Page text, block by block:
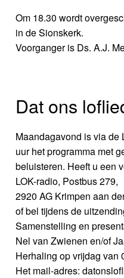
Om 18.30 wordt
in de Sionskerk.
Voorganger is Ds. A.J.
Dat ons
Maandagavond is via de
uur het programma met
beluisteren. Heeft u een
LOK-radio, Postbus 279,
2920 AG Krimpen aan
of bel tijdens de
Samenstelling en
Nel van Zwienen en/of
Herhaling op vrijdag van
Het mail-adres: